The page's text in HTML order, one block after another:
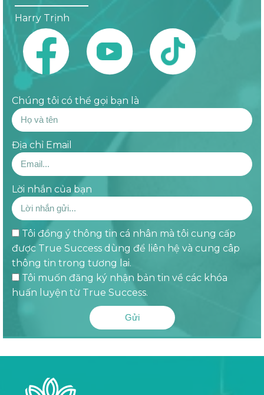
Harry Trịnh
Chúng tôi có thể gọi bạn là
Địa chỉ Email
Lời nhắn của bạn
Tôi đồng ý thông tin cá nhân mà tôi cung cấp
được True Success dùng để liên hệ và cung câp
thông tin trong tương lai.
Tôi muốn đăng ký nhận bản tin về các khóa
huấn luyện từ True Success.
Gửi